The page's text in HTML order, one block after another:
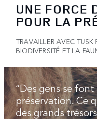
UNE FORCE
POUR LA
TRAVAILLER AVEC TUSK
BIODIVERSITÉ ET LA
“Des gens se
préservation. Ce
des grands